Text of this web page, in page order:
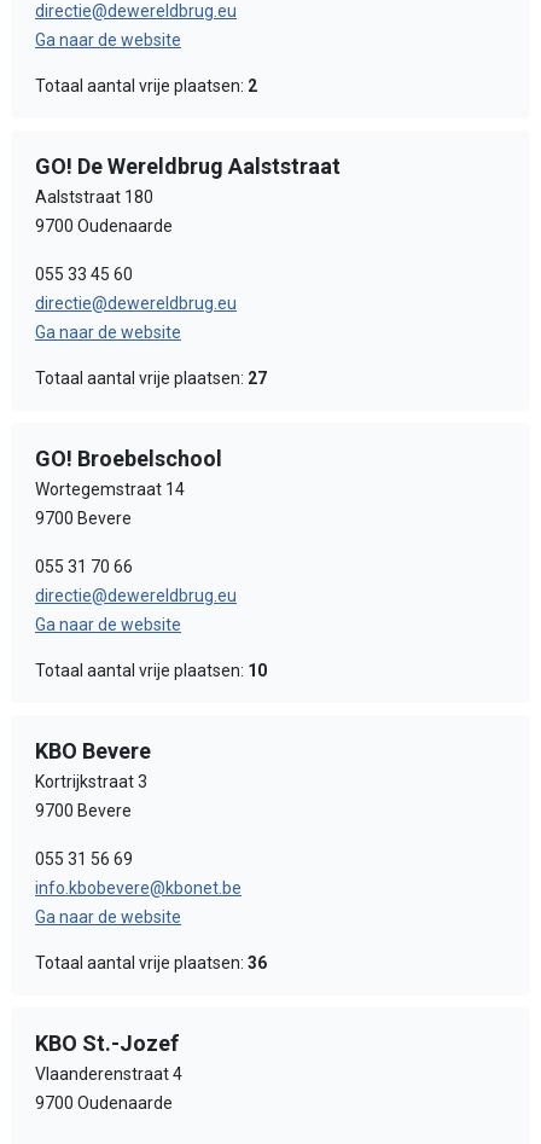
directie@dewereldbrug.eu
Ga naar de website
Totaal aantal vrije plaatsen: 2
GO! De Wereldbrug Aalststraat
Aalststraat 180
9700 Oudenaarde
055 33 45 60
directie@dewereldbrug.eu
Ga naar de website
Totaal aantal vrije plaatsen: 27
GO! Broebelschool
Wortegemstraat 14
9700 Bevere
055 31 70 66
directie@dewereldbrug.eu
Ga naar de website
Totaal aantal vrije plaatsen: 10
KBO Bevere
Kortrijkstraat 3
9700 Bevere
055 31 56 69
info.kbobevere@kbonet.be
Ga naar de website
Totaal aantal vrije plaatsen: 36
KBO St.-Jozef
Vlaanderenstraat 4
9700 Oudenaarde